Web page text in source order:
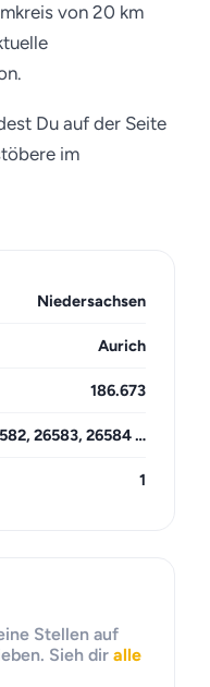
von 20 km
Du auf der Seite
im
Niedersachsen
Aurich
186.673
26583, 26584 …
1
Stellen auf
Sieh dir alle